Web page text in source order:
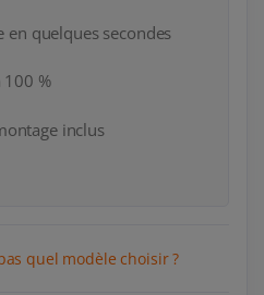
en quelques secondes
100 %
inclus
quel modèle choisir ?